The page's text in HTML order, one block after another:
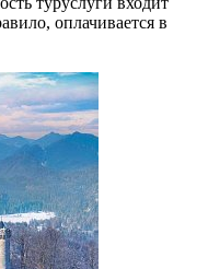
оплачивается в